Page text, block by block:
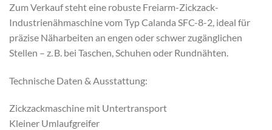
Zum Verkauf steht eine robuste Freiarm-Zickzack-
Industrienähmaschine vom Typ Calanda SFC-8-2, ideal für
präzise Näharbeiten an engen oder schwer zugänglichen
Stellen – z. B. bei Taschen, Schuhen oder Rundnähten.
Technische Daten & Ausstattung:
Zickzackmaschine mit Untertransport
Kleiner Umlaufgreifer